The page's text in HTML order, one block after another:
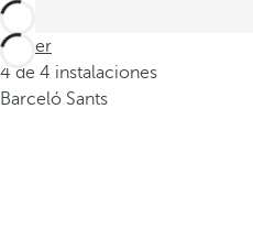
Volver
4 de 4 instalaciones
Barceló Sants